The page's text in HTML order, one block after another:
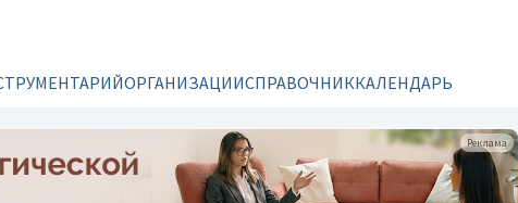
ОРГАНИЗАЦИИСПРАВОЧНИККАЛЕНДАРЬ
Реклама